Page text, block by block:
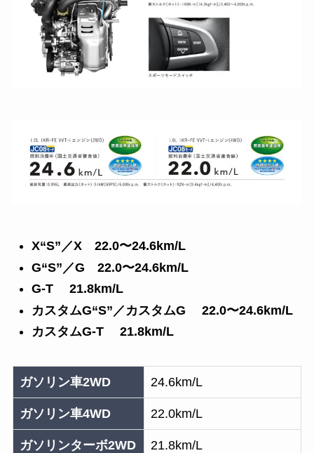
X“S”／X 22.0〜24.6km/L
G“S”／G 22.0〜24.6km/L
G-T 21.8km/L
カスタムG“S”／カスタムG 22.0〜24.6km/L
カスタムG-T 21.8km/L
ガソリン車2WD 24.6km/L
ガソリン車4WD 22.0km/L
ガソリンターボ2WD 21.8km/L